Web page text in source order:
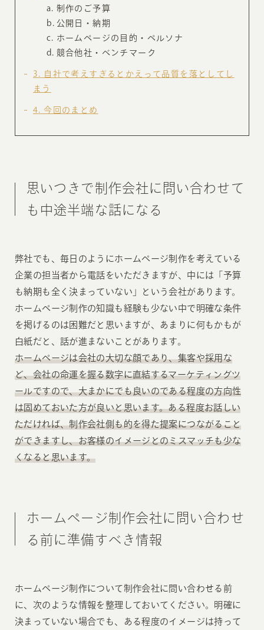
制作のご予算
公開日・納期
ホームページの目的・ペルソナ
競合他社・ベンチマーク
3
自社で考えすぎるとかえって品質を落としてし
まう
4 今回のまとめ
思いつきで制作会社に問い合わせて
も中途半端な話になる
弊社でも、毎日のようにホームページ制作を考えている
企業の担当者から電話をいただきますが、中には「予算
も納期も全く決まっていない」という会社があります。
ホームページ制作の知識も経験も少ない中で明確な条件
を掲げるのは困難だと思いますが、あまりに何もかもが
白紙だと、話が進まないことがあります。
ホームページは会社の大切な顔であり、集客や採用な
ど、会社の命運を握る数字に直結するマーケティングツ
ールですので、大まかにでも良いのである程度の方向性
は固めておいた方が良いと思います。ある程度お話しい
ただければ、制作会社側も的を得た提案につながること
ができますし、お客様のイメージとのミスマッチも少な
くなると思います。
ホームページ制作会社に問い合わせ
る前に準備すべき情報
ホームページ制作について制作会社に問い合わせる前
に、次のような情報を整理しておいてください。明確に
決まっていない場合でも、ある程度のイメージは持って